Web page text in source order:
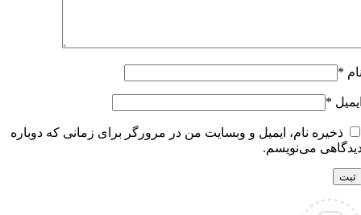
*
*
ذخیره نام، ایمیل و وبسایت من در مرورگر برای زمانی که دوباره
می‌نویسم.